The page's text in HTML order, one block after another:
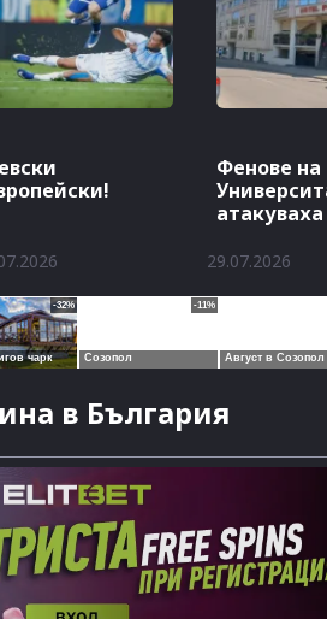
Фенове на
атакуваха
Левски
29.07.2026
в България